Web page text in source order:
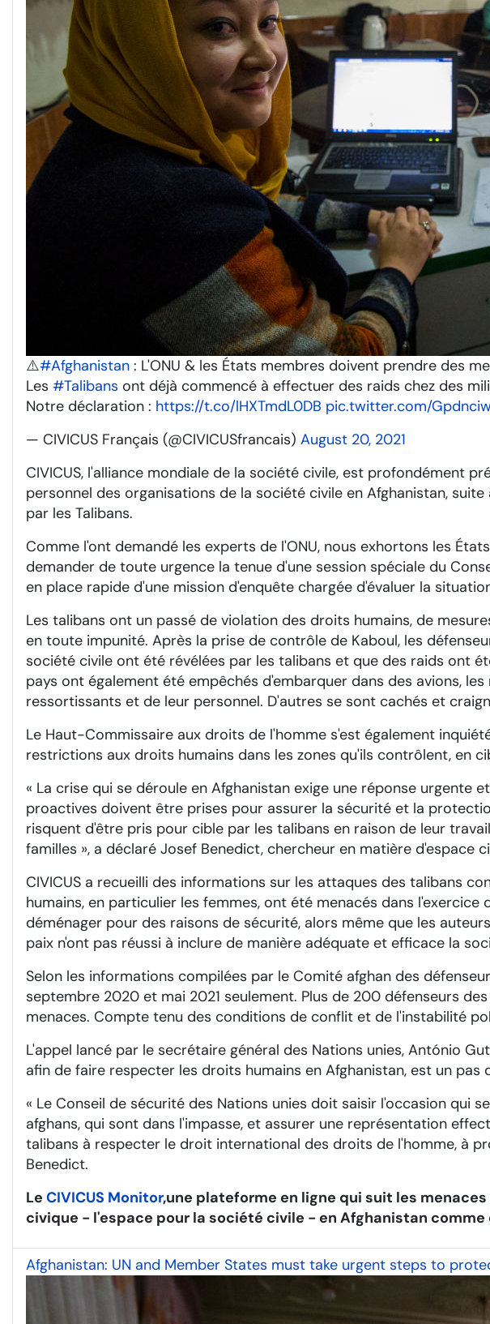
⚠️#Afghanistan : L'ONU & les États membres doivent prendre des
Les #Talibans ont déjà commencé à effectuer des raids chez des
Notre déclaration : https://t.co/lHXTmdL0DB pic.twitter.com/
— CIVICUS Français (@CIVICUSfrancais) August 20, 2021
CIVICUS, l'alliance mondiale de la société civile, est profondément
personnel des organisations de la société civile en Afghanistan,
par les Talibans.
Comme l'ont demandé les experts de l'ONU, nous exhortons les
demander de toute urgence la tenue d'une session spéciale du
en place rapide d'une mission d'enquête chargée d'évaluer la
Les talibans ont un passé de violation des droits humains, de
en toute impunité. Après la prise de contrôle de Kaboul, les
société civile ont été révélées par les talibans et que des raids ont
pays ont également été empêchés d'embarquer dans des avions,
ressortissants et de leur personnel. D'autres se sont cachés et
Le Haut-Commissaire aux droits de l'homme s'est également
restrictions aux droits humains dans les zones qu'ils contrôlent, en
« La crise qui se déroule en Afghanistan exige une réponse
proactives doivent être prises pour assurer la sécurité et la
risquent d'être pris pour cible par les talibans en raison de leur
familles », a déclaré Josef Benedict, chercheur en matière d'espace
CIVICUS a recueilli des informations sur les attaques des talibans
humains, en particulier les femmes, ont été menacés dans
déménager pour des raisons de sécurité, alors même que les
paix n'ont pas réussi à inclure de manière adéquate et efficace la
Selon les informations compilées par le Comité afghan des
septembre 2020 et mai 2021 seulement. Plus de 200 défenseurs
menaces. Compte tenu des conditions de conflit et de l'instabilité
L'appel lancé par le secrétaire général des Nations unies, António
afin de faire respecter les droits humains en Afghanistan, est un pas
« Le Conseil de sécurité des Nations unies doit saisir l'occasion
afghans, qui sont dans l'impasse, et assurer une représentation
talibans à respecter le droit international des droits de l'homme, à
Benedict.
Le CIVICUS Monitor,une plateforme en ligne qui suit les
civique - l'espace pour la société civile - en Afghanistan
Afghanistan: UN and Member States must take urgent steps to